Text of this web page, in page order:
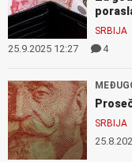
SRBIJA
25.9.2025 12:27 4
SRBIJA